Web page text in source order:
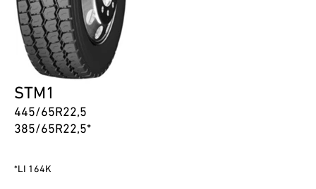
STM1
445/65R22,5
385/65R22,5*
*LI 164K